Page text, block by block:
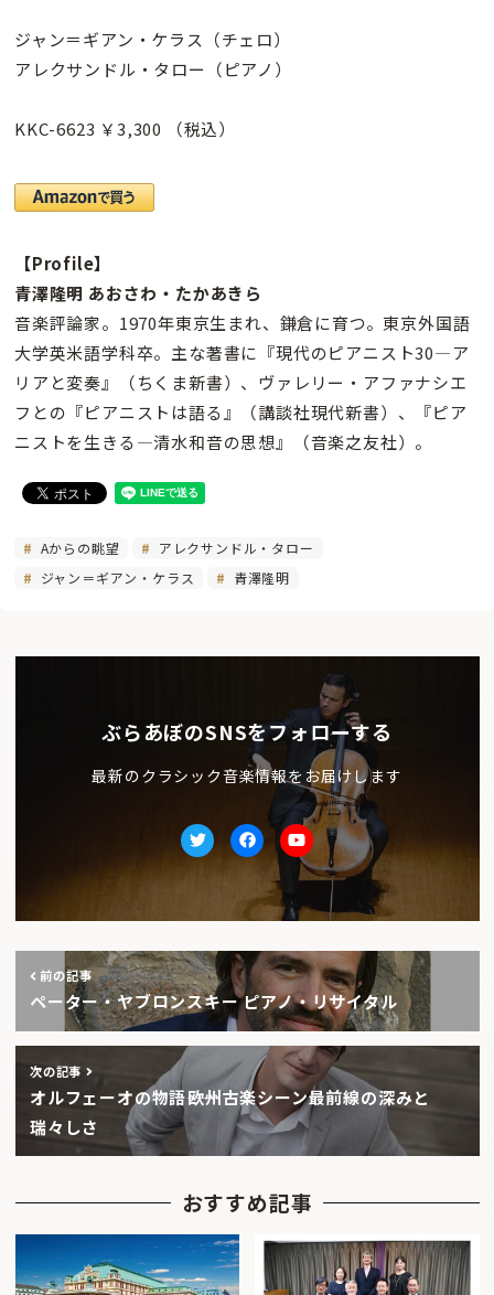
ジャン＝ギアン・ケラス（チェロ）
アレクサンドル・タロー（ピアノ）
KKC-6623 ￥3,300 （税込）
【Profile】
青澤隆明 あおさわ・たかあきら
音楽評論家。1970年東京生まれ、鎌倉に育つ。東京外国語
大学英米語学科卒。主な著書に『現代のピアニスト30—ア
リアと変奏』（ちくま新書）、ヴァレリー・アファナシエ
フとの『ピアニストは語る』（講談社現代新書）、『ピア
ニストを生きる—清水和音の思想』（音楽之友社）。
Aからの眺望
アレクサンドル・タロー
ジャン＝ギアン・ケラス
青澤隆明
ぶらあぼのSNSをフォローする
最新のクラシック音楽情報をお届けします
TwitterfacebookYoutube
前の記事
ペーター・ヤブロンスキー ピアノ・リサイタル
次の記事
オルフェーオの物語――欧州古楽シーン最前線の深みと
瑞々しさ
おすすめ記事